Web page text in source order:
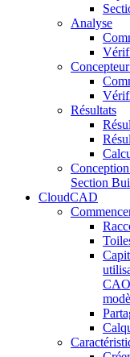
Analyse
Résultats
Section
CloudCAD